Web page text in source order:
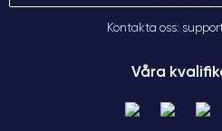
Kontakta oss:
Våra